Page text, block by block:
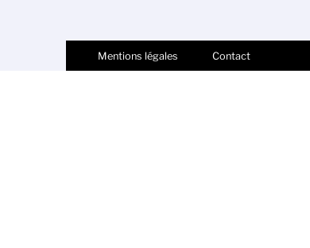
Mentions légales Contact